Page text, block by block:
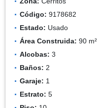
Código: 9178682
Estado: Usado
Área Construida: 90 m²
Alcobas: 3
Baños: 2
Garaje: 1
Estrato: 5